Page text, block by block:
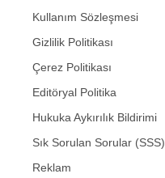
Kullanım Sözleşmesi
Gizlilik Politikası
Çerez Politikası
Editöryal Politika
Hukuka Aykırılık Bildirimi
Sık Sorulan Sorular (SSS)
Reklam